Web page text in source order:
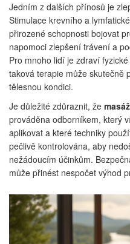
Jedním z dalších přínosů je
Stimulace krevního a
přirozené schopnosti bojovat
napomoci zlepšení trávení a
Pro mnoho lidí je zdraví
taková terapie může skutečně
tělesnou kondici.
Je důležité zdůraznit, že
prováděna odborníkem, který
aplikovat a které techniky
pečlivě kontrolována, aby
nežádoucím účinkům.
může přinést nespočet výhod